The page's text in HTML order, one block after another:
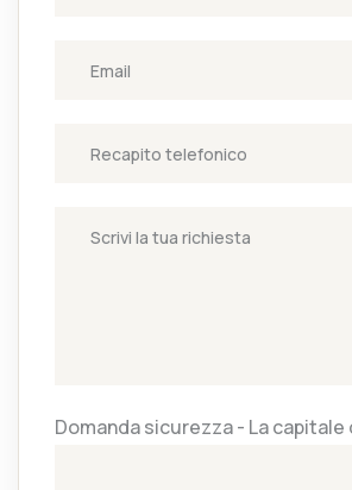
Domanda sicurezza - La capitale